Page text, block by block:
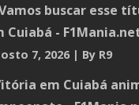
buscar esse
-
7, 2026 By R9
em Cuiabá